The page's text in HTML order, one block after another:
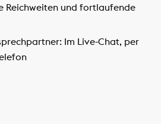
Reichweiten und fortlaufende
Im Live-Chat, per